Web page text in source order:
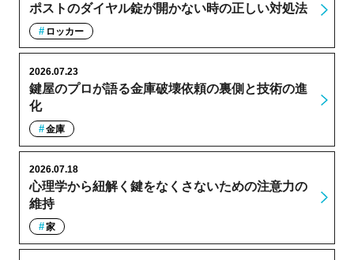
ポストのダイヤル錠が開かない時の正しい対処法
ロッカー
鍵屋のプロが語る金庫破壊依頼の裏側と技術の進
化
2026.07.23
金庫
心理学から紐解く鍵をなくさないための注意力の
維持
2026.07.18
家